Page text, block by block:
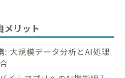
リット
: 大規模データ分析とAI処理